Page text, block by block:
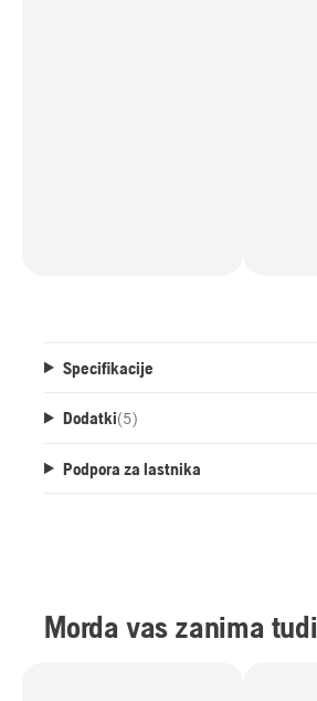
Specifikacije
Dodatki(5)
Podpora za lastnika
Morda vas zanima tudi